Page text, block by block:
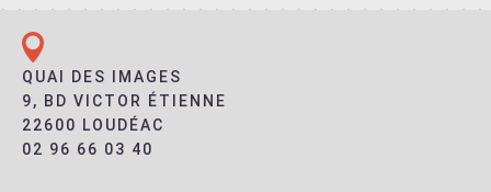
QUAI DES IMAGES
9, BD VICTOR ÉTIENNE
22600 LOUDÉAC
02 96 66 03 40